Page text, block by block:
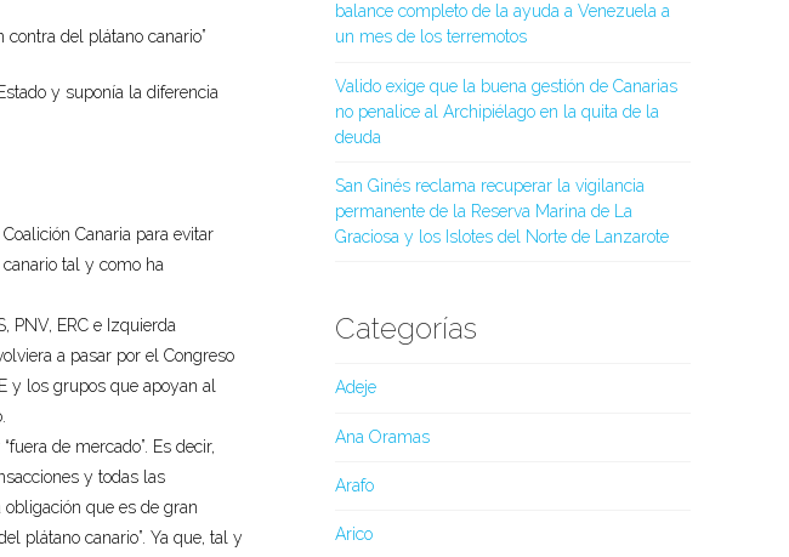
del plátano canario”
y suponía la diferencia
Canaria para evitar
tal y como ha
PNV, ERC e Izquierda
a pasar por el Congreso
y los grupos que apoyan al
de mercado”. Es decir,
y todas las
que es de gran
plátano canario”. Ya que, tal y
balance completo de la ayuda a Venezuela a
un mes de los terremotos
Valido exige que la buena gestión de Canarias
no penalice al Archipiélago en la quita de la
deuda
San Ginés reclama recuperar la vigilancia
permanente de la Reserva Marina de La
Graciosa y los Islotes del Norte de Lanzarote
Categorías
Adeje
Ana Oramas
Arafo
Arico